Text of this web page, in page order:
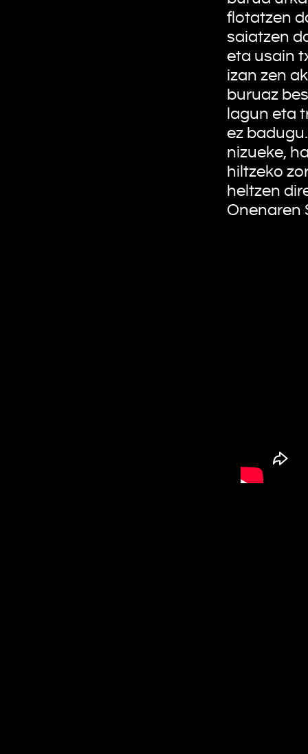
flotatzen
saiatzen
eta usain
izan zen
buruaz
lagun eta
ez
nizueke,
hiltzeko
heltzen
Onenaren